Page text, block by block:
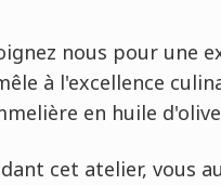
nous pour une
à l'excellence
en huile
cet atelier, vous